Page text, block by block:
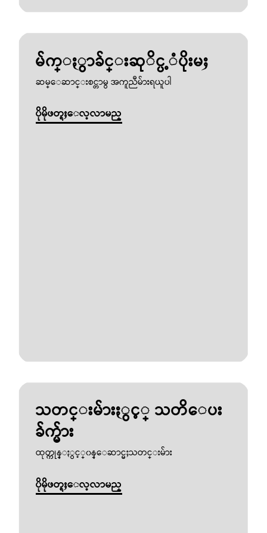
မ်က္ႏွာခ်င္းဆုိင္ပ့ံပိုးမႈ
ဆမ္ေဆာင္းစင္တာမွ အကူညီမ်ားရယူပါ
ပိုမိုဖတ္ရႈေလ့လာမည္
သတင္းမ်ားႏွင့္ သတိေပး
ခ်က္မ်ား
ထုတ္ကုန္ႏွင့္၀န္ေဆာင္မႈသတင္းမ်ား
ပိုမိုဖတ္ရႈေလ့လာမည္